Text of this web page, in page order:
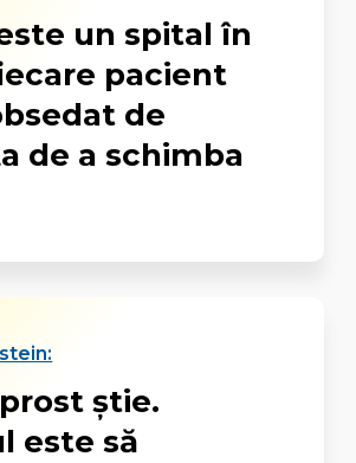
un spital în
pacient
de
de a schimba
știe.
este să